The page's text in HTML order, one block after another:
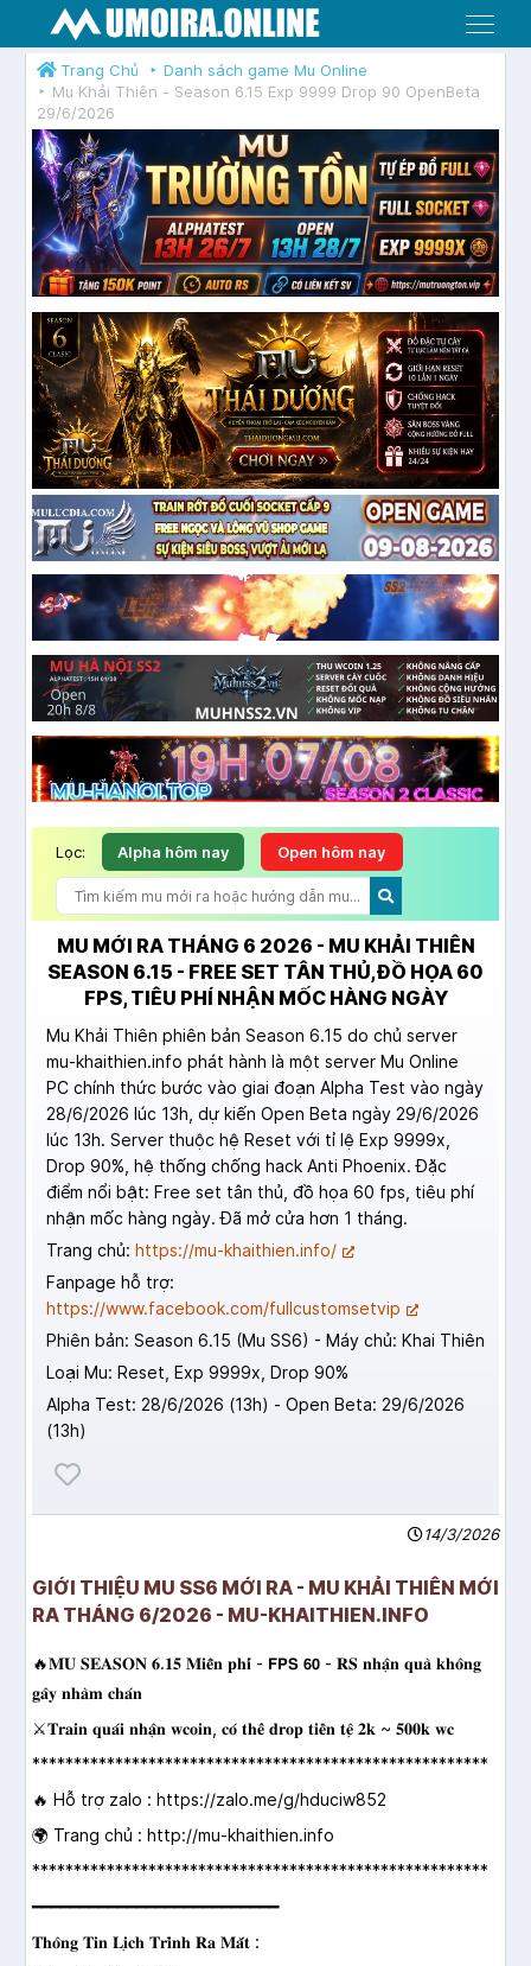
Menu
Trang Chủ
Danh sách game Mu Online
Mu Khải Thiên - Season 6.15 Exp 9999 Drop 90 OpenBeta
29/6/2026
Lọc: Alpha hôm nay Open hôm nay
MU MỚI RA THÁNG 6 2026 - MU KHẢI THIÊN
SEASON 6.15 - FREE SET TÂN THỦ, ĐỒ HỌA 60
FPS, TIÊU PHÍ NHẬN MỐC HÀNG NGÀY
Mu Khải Thiên phiên bản Season 6.15 do chủ server
mu-khaithien.info phát hành là một server Mu Online
PC chính thức bước vào giai đoạn Alpha Test vào ngày
28/6/2026 lúc 13h, dự kiến Open Beta ngày 29/6/2026
lúc 13h. Server thuộc hệ Reset với tỉ lệ Exp 9999x,
Drop 90%, hệ thống chống hack Anti Phoenix. Đặc
điểm nổi bật: Free set tân thủ, đồ họa 60 fps, tiêu phí
nhận mốc hàng ngày. Đã mở cửa hơn 1 tháng.
Trang chủ: https://mu-khaithien.info/
Fanpage hỗ trợ:
https://www.facebook.com/fullcustomsetvip
Phiên bản: Season 6.15 (Mu SS6) - Máy chủ: Khai Thiên
Loại Mu: Reset, Exp 9999x, Drop 90%
Alpha Test: 28/6/2026 (13h) - Open Beta: 29/6/2026
(13h)
14/3/2026
GIỚI THIỆU MU SS6 MỚI RA - MU KHẢI THIÊN MỚI
RA THÁNG 6/2026 - MU-KHAITHIEN.INFO
🔥𝐌𝐔 𝐒𝐄𝐀𝐒𝐎𝐍 𝟔.𝟏𝟓 𝐌𝐢𝐞̂̃𝐧 𝐩𝐡𝐢́ - 𝗙𝗣𝗦 𝟲𝟬 - 𝐑𝐒 𝐧𝐡𝐚̣̂𝐧 𝐪𝐮𝐚̀ 𝐤𝐡𝐨̂𝐧𝐠
𝐠𝐚̂𝐲 𝐧𝐡𝐚̀𝐦 𝐜𝐡𝐚́𝐧
⚔️𝐓𝐫𝐚𝐢𝐧 𝐪𝐮𝐚́𝐢 𝐧𝐡𝐚̣̂𝐧 𝐰𝐜𝐨𝐢𝐧, 𝐜𝐨́ 𝐭𝐡𝐞̂̉ 𝐝𝐫𝐨𝐩 𝐭𝐢𝐞̂̀𝐧 𝐭𝐞̣̂ 𝟐𝐤 ~ 𝟓𝟎𝟎𝐤 𝐰𝐜
*******************************************************
🔥 Hỗ trợ zalo : https://zalo.me/g/hduciw852
🌍 Trang chủ : http://mu-khaithien.info
*******************************************************
━━━━━━━━━━━━━━━━━━━━━━━━━━
𝐓𝐡𝐨̂𝐧𝐠 𝐓𝐢𝐧 𝐋𝐢̣𝐜𝐡 𝐓𝐫𝐢̀𝐧𝐡 𝐑𝐚 𝐌𝐚̆́𝐭 :